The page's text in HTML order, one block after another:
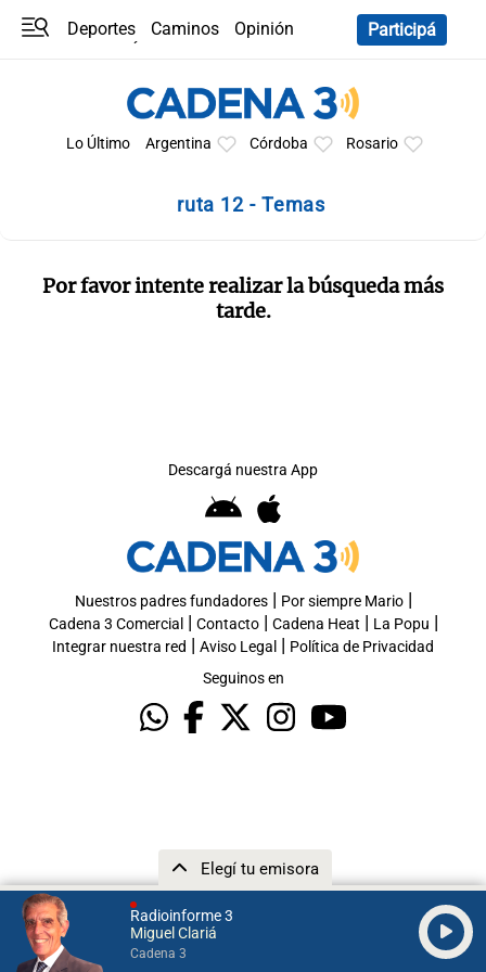
Radioinforme 3
Miguel Clariá
Cadena 3
Elegí tu emisora
Deportes Caminos
Opinión
Participá
Lo Último Argentina Córdoba Rosario
ruta 12 - Temas
Por favor intente realizar la búsqueda más
tarde.
Descargá nuestra App
Nuestros padres fundadores| Por siempre Mario|
Cadena 3 Comercial | Contacto| Cadena Heat | La Popu |
Integrar nuestra red | Aviso Legal | Política de Privacidad
Seguinos en